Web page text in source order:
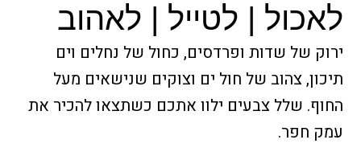
לאכול | לטייל | לאהוב
ירוק של שדות ופרדסים, כחול של נחלים וים
תיכון, צהוב של חול ים וצוקים שנישאים מעל
החוף. שלל צבעים ילוו אתכם כשתצאו להכיר את
עמק חפר.